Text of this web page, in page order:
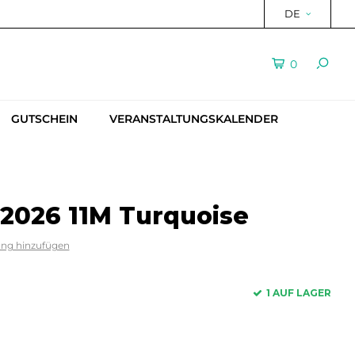
DE
0
GUTSCHEIN VERANSTALTUNGSKALENDER
11M Turquoise
hinzufügen
1 AUF LAGER